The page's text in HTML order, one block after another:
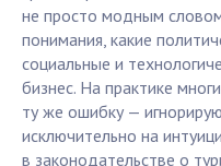
не просто модным
понимания, какие
социальные и
бизнес. На практике
ту же ошибку —
исключительно на
в законодательстве о